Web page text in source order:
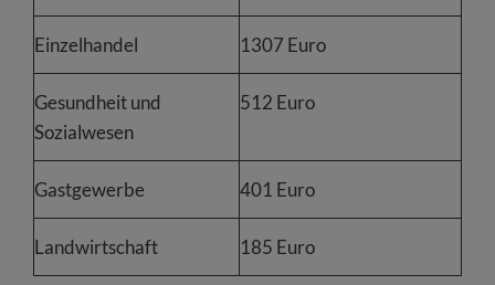
Einzelhandel 1307 Euro
Gesundheit und
Sozialwesen
512 Euro
Gastgewerbe 401 Euro
Landwirtschaft 185 Euro